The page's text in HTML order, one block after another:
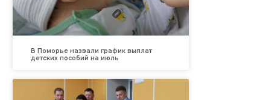
В Поморье назвали график выплат
детских пособий на июль